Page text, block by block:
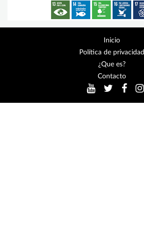
Inicio
Política de privacidad
¿Que es?
Contacto